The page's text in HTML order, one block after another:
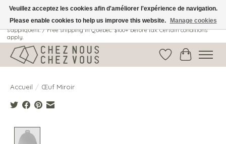
Livraison gratuite au Québec: 100$ + avant taxes. Certaines conditions
s'appliquent. / Free shipping in Quebec: $100+ before tax. Certain conditions
apply.
Liste dePanier
Accueil / Œuf Miroir
Veuillez acceptez les cookies afin d'améliorer l'expérience de navigation.
Please enable cookies to help us improve this website.
Manage cookies